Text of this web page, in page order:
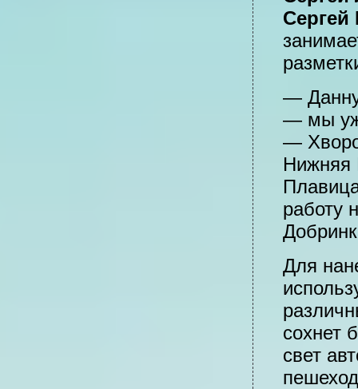
Сергей
—
— мы
—
Нижняя
работу
Для
сохнет
свет